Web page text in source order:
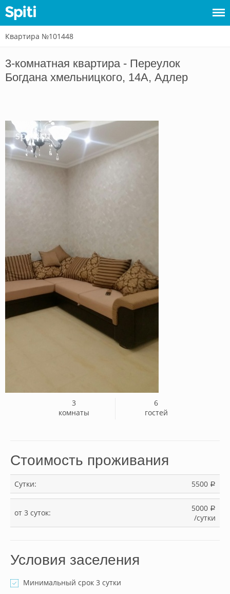
Войти
Сдать
Квартира №101448
3-комнатная квартира - Переулок
Богдана хмельницкого, 14А, Адлер
3
комнаты
6
гостей
Стоимость проживания
Сутки: 5500 a
от 3 суток: 5000 a
/сутки
Условия заселения
Минимальный срок 3 сутки